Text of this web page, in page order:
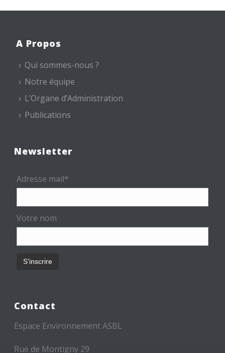
A Propos
Qui sommes-nous ?
Notre équipe
L’Organe d’Administration
Publications
Newsletter
Adresse mail*
Votre nom
Contact
Espace Environnement ASBL
Rue de Montigny 29